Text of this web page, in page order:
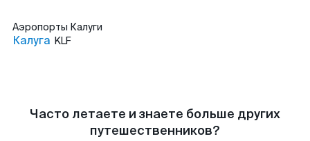
Аэропорты Калуги
Калуга KLF
Часто летаете и знаете больше других
путешественников?